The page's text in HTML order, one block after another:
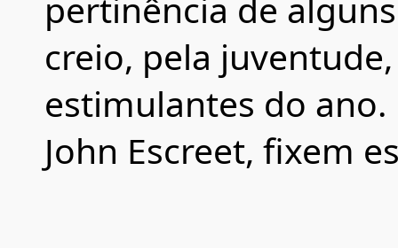
creio, pela
estimulantes do ano.
John Escreet, fixem